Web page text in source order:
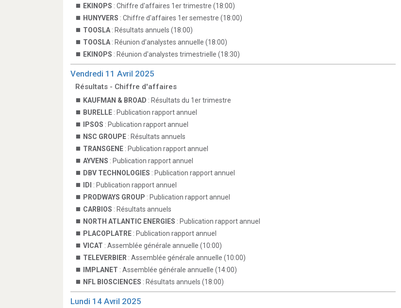
EKINOPS : Chiffre d'affaires 1er trimestre (18:00)
HUNYVERS : Chiffre d'affaires 1er semestre (18:00)
TOOSLA : Résultats annuels (18:00)
TOOSLA : Réunion d'analystes annuelle (18:00)
EKINOPS : Réunion d'analystes trimestrielle (18:30)
Vendredi 11 Avril 2025
Résultats - Chiffre d'affaires
KAUFMAN & BROAD : Résultats du 1er trimestre
BURELLE : Publication rapport annuel
IPSOS : Publication rapport annuel
NSC GROUPE : Résultats annuels
TRANSGENE : Publication rapport annuel
AYVENS : Publication rapport annuel
DBV TECHNOLOGIES : Publication rapport annuel
IDI : Publication rapport annuel
PRODWAYS GROUP : Publication rapport annuel
CARBIOS : Résultats annuels
NORTH ATLANTIC ENERGIES : Publication rapport annuel
PLACOPLATRE : Publication rapport annuel
VICAT : Assemblée générale annuelle (10:00)
TELEVERBIER : Assemblée générale annuelle (10:00)
IMPLANET : Assemblée générale annuelle (14:00)
NFL BIOSCIENCES : Résultats annuels (18:00)
Lundi 14 Avril 2025